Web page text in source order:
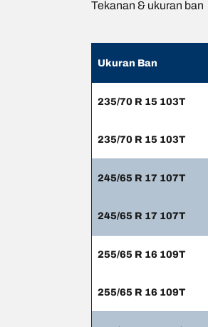
Tekanan & ukuran ban
Ukuran Ban
235/70 R 15 103T
235/70 R 15 103T
245/65 R 17 107T
245/65 R 17 107T
255/65 R 16 109T
255/65 R 16 109T